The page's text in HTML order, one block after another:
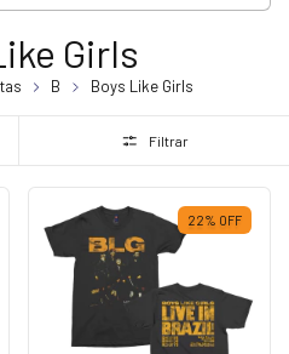
Girls
B Boys Like Girls
Filtrar
22% OFF